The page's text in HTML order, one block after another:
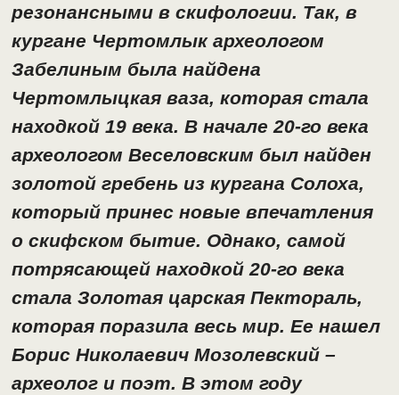
резонансными в скифологии. Так, в
кургане Чертомлык археологом
Забелиным была найдена
Чертомлыцкая ваза, которая стала
находкой 19 века. В начале 20-го века
археологом Веселовским был найден
золотой гребень из кургана Солоха,
который принес новые впечатления
о скифском бытие. Однако, самой
потрясающей находкой 20-го века
стала Золотая царская Пектораль,
которая поразила весь мир. Ее нашел
Борис Николаевич Мозолевский –
археолог и поэт. В этом году